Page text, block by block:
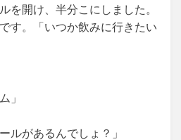
を開け、半分こにしました。
す。「いつか飲みに行きたい
」
ルがあるんでしょ？」